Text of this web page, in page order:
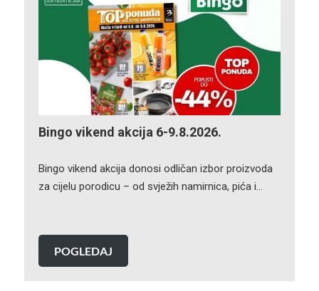
Bingo vikend akcija 6-9.8.2026.
Bingo vikend akcija donosi odličan izbor proizvoda
za cijelu porodicu – od svježih namirnica, pića i…
POGLEDAJ